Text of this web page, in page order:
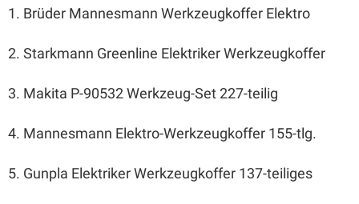
1. Brüder Mannesmann Werkzeugkoffer Elektro
2. Starkmann Greenline Elektriker Werkzeugkoffer
3. Makita P-90532 Werkzeug-Set 227-teilig
4. Mannesmann Elektro-Werkzeugkoffer 155-tlg.
5. Gunpla Elektriker Werkzeugkoffer 137-teiliges